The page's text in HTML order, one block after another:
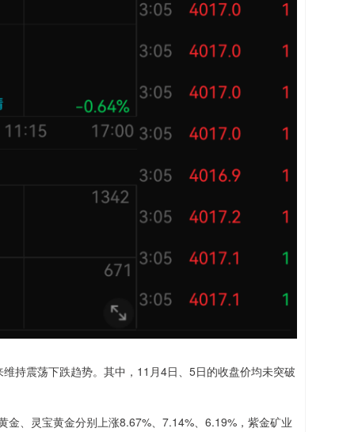
持震荡下跌趋势。其中，11月4日、5日的收盘价均未突破
、灵宝黄金分别上涨8.67%、7.14%、6.19%，紫金矿业